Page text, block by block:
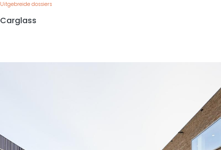
Uitgebreide dossiers
Carglass